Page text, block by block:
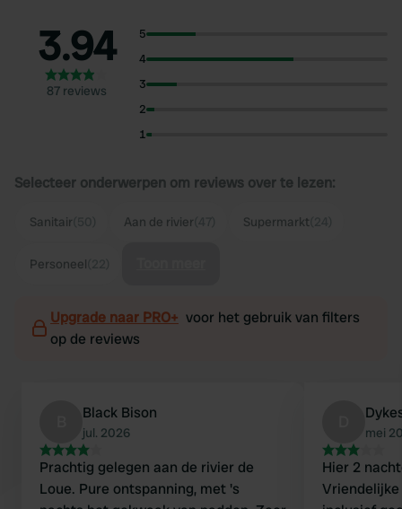
3.94
87 reviews
5
4
3
2
1
Selecteer onderwerpen om reviews over te lezen:
Sanitair Aan de rivier Supermarkt
Personeel
Upgrade naar PRO+ voor het gebruik van filters
op de reviews
Black Bison
jul. 2026
Prachtig gelegen aan de rivier de
Loue. Pure ontspanning, met 's
mei
Hier 2
Vriendelijke